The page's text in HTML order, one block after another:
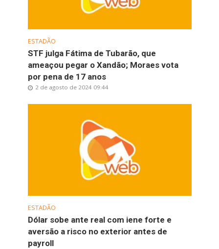
ESTADÃO
STF julga Fátima de Tubarão, que
ameaçou pegar o Xandão; Moraes vota
por pena de 17 anos
2 de agosto de 2024 09:44
ESTADÃO
Dólar sobe ante real com iene forte e
aversão a risco no exterior antes de
payroll